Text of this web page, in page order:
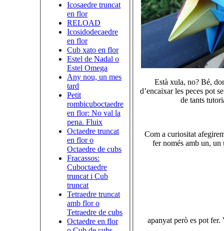
Icosaedre truncat
en flor
RELOAD
Icosidodecaedre
en flor
Cub xato en flor
Estel de Nadal o
Estel Omega
Any nou, un mes
tard
Petit
rombicuboctaedre
en flor: No val la
pena. Fluix
Octaedre truncat
en flor o
Octaedre de cubs
Fracassos:
Cuboctaedre
truncat i Cub
truncat
Tetraedre truncat
amb flor o
Tetraedre de cubs
Octaedre en flor
Està xula, no? Bé,
d’encaixar les peces pot
de tants
Com a curiositat
fer només amb un, un
apanyat però es pot